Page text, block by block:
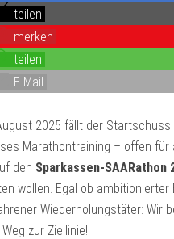
teilen
merken
teilen
E-Mail
2025 fällt der
Marathontraining – offen für
den Sparkassen-SAARathon
wollen. Egal ob ambitionierter
Wiederholungstäter: Wir
zur Ziellinie!